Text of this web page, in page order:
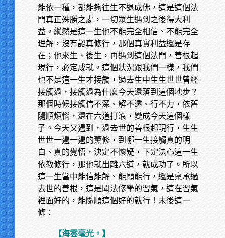
能依一種，都能夠往生不退成佛，這是這個法
門真正殊勝之處，一切眾生遇到之後得大利
益。縱然是這一生他不能完全相信、不能完全
理解，沒有認真修行，那個真實利益還是存
在；他來生、後生，再遇到這個法門，善根起
現行，必定成就。這個狀況跟我們一樣，我們
也不是這一生才接觸，過去生中生生世世曾經
接觸過，接觸過為什麼今天還落到這個地步？
那個時候接觸信不深、解不透、行不力，依舊
隨順煩惱，還在六道打滾，變成今天這個樣
子。今天又遇到，過去世的善根起現行，生生
世世一遍一遍的薰修，到哪一生接觸真的明
白、真的覺悟，決定不懷疑，下定決心這一生
依教修行，那他就出離六道，就成功了。所以
這一生當中能信能解、能願能行，還是稟承過
去世的善根，這是聞法修學的習氣，這在習氣
裡面好的，能隨順這個好的就行！末後這一
條：
【海雲毫光。】